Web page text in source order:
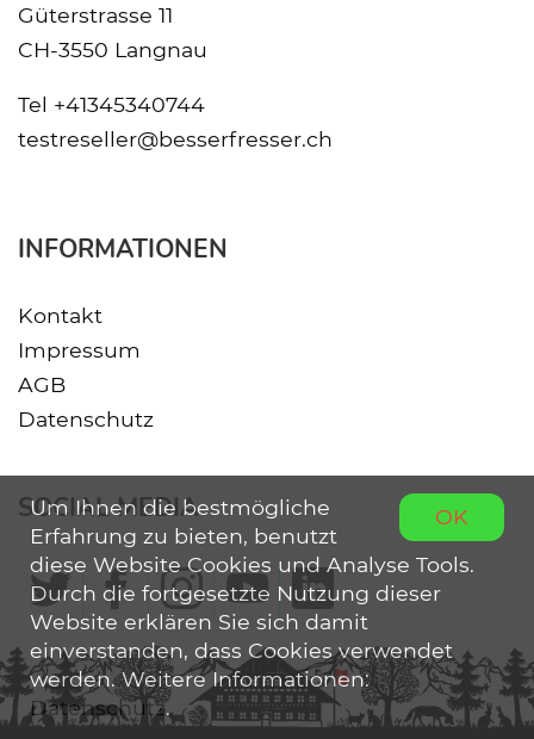
Güterstrasse 11
CH-3550 Langnau
Tel +41345340744
testreseller@besserfresser.ch
INFORMATIONEN
Kontakt
Impressum
AGB
Datenschutz
SOCIAL MEDIA OK
Um Ihnen die bestmögliche
Erfahrung zu bieten, benutzt
diese Website Cookies und Analyse Tools.
Durch die fortgesetzte Nutzung dieser
Website erklären Sie sich damit
einverstanden, dass Cookies verwendet
werden. Weitere Informationen:
Datenschutz.